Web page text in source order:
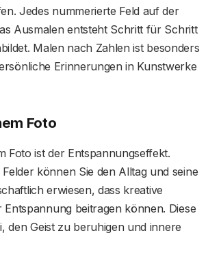
Jedes nummerierte Feld auf der
Ausmalen entsteht Schritt für Schritt
Malen nach Zahlen ist besonders
Erinnerungen in Kunstwerke
Foto
Foto ist der Entspannungseffekt.
können Sie den Alltag und seine
erwiesen, dass kreative
beitragen können. Diese
den Geist zu beruhigen und innere